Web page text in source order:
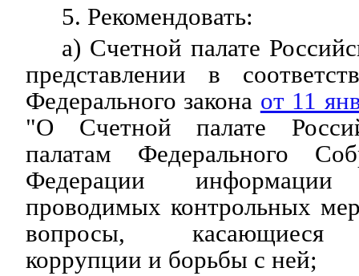
5. Рекомендовать:
а) Счетной палате
представлении в
Федерального закона от 11
"О Счетной палате
палатам Федерального
Федерации
проводимых контрольных
вопросы, касающиеся
коррупции и борьбы с ней;